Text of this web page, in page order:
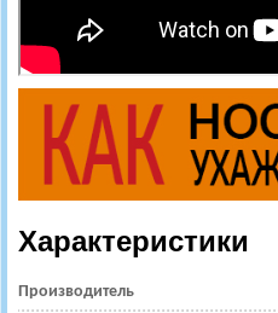
Характеристики
Производитель